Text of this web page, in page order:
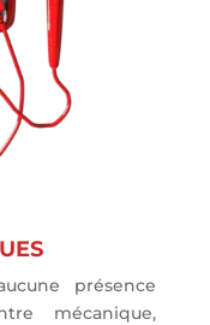
présence
mécanique,